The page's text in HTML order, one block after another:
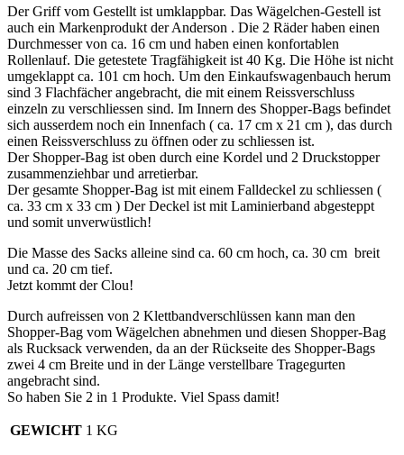
Der Griff vom Gestellt ist umklappbar. Das Wägelchen-Gestell ist
auch ein Markenprodukt der Anderson . Die 2 Räder haben einen
Durchmesser von ca. 16 cm und haben einen konfortablen
Rollenlauf. Die getestete Tragfähigkeit ist 40 Kg. Die Höhe ist nicht
umgeklappt ca. 101 cm hoch. Um den Einkaufswagenbauch herum
sind 3 Flachfächer angebracht, die mit einem Reissverschluss
einzeln zu verschliessen sind. Im Innern des Shopper-Bags befindet
sich ausserdem noch ein Innenfach ( ca. 17 cm x 21 cm ), das durch
einen Reissverschluss zu öffnen oder zu schliessen ist.
Der Shopper-Bag ist oben durch eine Kordel und 2 Druckstopper
zusammenziehbar und arretierbar.
Der gesamte Shopper-Bag ist mit einem Falldeckel zu schliessen (
ca. 33 cm x 33 cm ) Der Deckel ist mit Laminierband abgesteppt
und somit unverwüstlich!
Die Masse des Sacks alleine sind ca. 60 cm hoch, ca. 30 cm breit
und ca. 20 cm tief.
Jetzt kommt der Clou!
Durch aufreissen von 2 Klettbandverschlüssen kann man den
Shopper-Bag vom Wägelchen abnehmen und diesen Shopper-Bag
als Rucksack verwenden, da an der Rückseite des Shopper-Bags
zwei 4 cm Breite und in der Länge verstellbare Tragegurten
angebracht sind.
So haben Sie 2 in 1 Produkte. Viel Spass damit!
GEWICHT 1 KG